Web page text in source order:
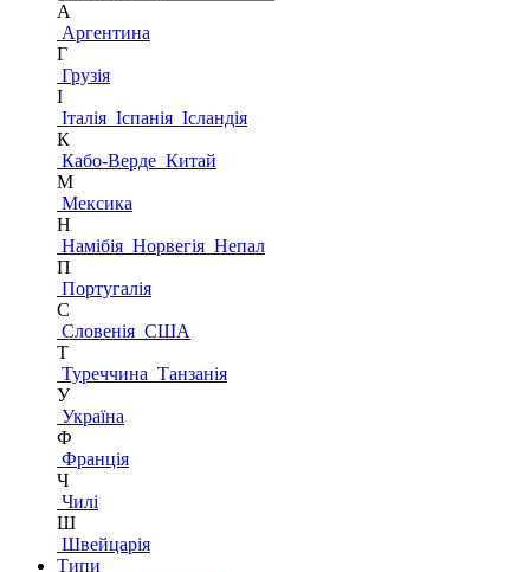
А
Аргентина
Г
Грузія
І
Італія Іспанія Ісландія
К
Кабо-Верде Китай
М
Мексика
Н
Намібія Норвегія Непал
П
Португалія
С
Словенія США
Т
Туреччина Танзанія
У
Україна
Ф
Франція
Ч
Чилі
Ш
Швейцарія
Типи